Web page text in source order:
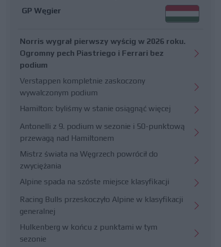
GP Węgier
Norris wygrał pierwszy wyścig w 2026 roku.
Ogromny pech Piastriego i Ferrari bez
podium
Verstappen kompletnie zaskoczony
wywalczonym podium
Hamilton: byliśmy w stanie osiągnąć więcej
Antonelli z 9. podium w sezonie i 50-punktową
przewagą nad Hamiltonem
Mistrz świata na Węgrzech powrócił do
zwyciężania
Alpine spada na szóste miejsce klasyfikacji
Racing Bulls przeskoczyło Alpine w klasyfikacji
generalnej
Hulkenberg w końcu z punktami w tym
sezonie